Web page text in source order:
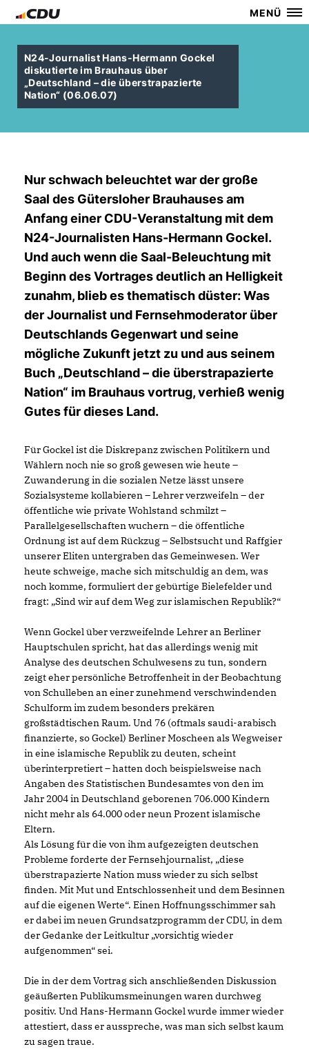
MENÜ
N24-Journalist Hans-Hermann Gockel
diskutierte im Brauhaus über
Deutschland – die überstrapazierte
Nation“ (06.06.07)
Nur schwach beleuchtet war der große
Saal des Gütersloher Brauhauses am
Anfang einer CDU-Veranstaltung mit dem
N24-Journalisten Hans-Hermann Gockel.
Und auch wenn die Saal-Beleuchtung mit
Beginn des Vortrages deutlich an Helligkeit
zunahm, blieb es thematisch düster: Was
der Journalist und Fernsehmoderator über
Deutschlands Gegenwart und seine
mögliche Zukunft jetzt zu und aus seinem
Buch „Deutschland – die überstrapazierte
Nation“ im Brauhaus vortrug, verhieß wenig
Gutes für dieses Land.
Für Gockel ist die Diskrepanz zwischen Politikern und
Wählern noch nie so groß gewesen wie heute –
Zuwanderung in die sozialen Netze lässt unsere
Sozialsysteme kollabieren – Lehrer verzweifeln – der
öffentliche wie private Wohlstand schmilzt –
Parallelgesellschaften wuchern – die öffentliche
Ordnung ist auf dem Rückzug – Selbstsucht und Raffgier
unserer Eliten untergraben das Gemeinwesen. Wer
heute schweige, mache sich mitschuldig an dem, was
noch komme, formuliert der gebürtige Bielefelder und
fragt: „Sind wir auf dem Weg zur islamischen Republik?“
Wenn Gockel über verzweifelnde Lehrer an Berliner
Hauptschulen spricht, hat das allerdings wenig mit
Analyse des deutschen Schulwesens zu tun, sondern
zeigt eher persönliche Betroffenheit in der Beobachtung
von Schulleben an einer zunehmend verschwindenden
Schulform im zudem besonders prekären
großstädtischen Raum. Und 76 (oftmals saudi-arabisch
finanzierte, so Gockel) Berliner Moscheen als Wegweiser
in eine islamische Republik zu deuten, scheint
überinterpretiert – hatten doch beispielsweise nach
Angaben des Statistischen Bundesamtes von den im
Jahr 2004 in Deutschland geborenen 706.000 Kindern
nicht mehr als 64.000 oder neun Prozent islamische
Eltern.
Als Lösung für die von ihm aufgezeigten deutschen
Probleme forderte der Fernsehjournalist, „diese
überstrapazierte Nation muss wieder zu sich selbst
finden. Mit Mut und Entschlossenheit und dem Besinnen
auf die eigenen Werte“. Einen Hoffnungsschimmer sah
er dabei im neuen Grundsatzprogramm der CDU, in dem
der Gedanke der Leitkultur „vorsichtig wieder
aufgenommen“ sei.
Die in der dem Vortrag sich anschließenden Diskussion
geäußerten Publikumsmeinungen waren durchweg
positiv. Und Hans-Hermann Gockel wurde immer wieder
attestiert, dass er ausspreche, was man sich selbst kaum
zu sagen traue.